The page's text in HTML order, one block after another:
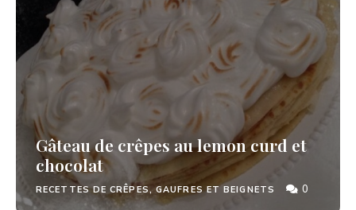
Gâteau de crêpes au lemon curd et
chocolat
RECETTES DE CRÊPES, GAUFRES ET BEIGNETS 0